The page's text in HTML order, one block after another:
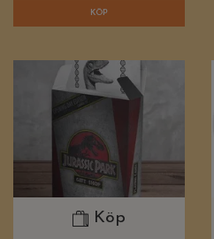
KÖP
Köp